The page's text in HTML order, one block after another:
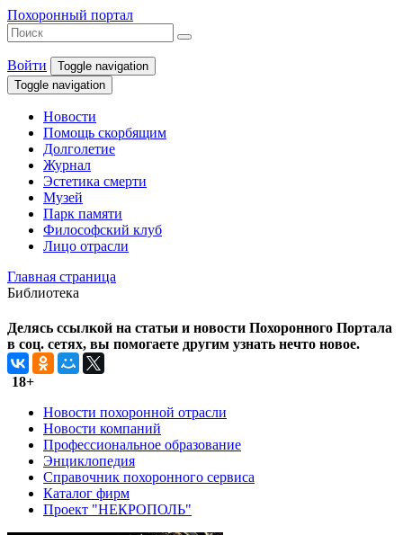
Похоронный портал
Войти
Toggle navigation
Toggle navigation
Новости
Помощь скорбящим
Долголетие
Журнал
Эстетика смерти
Музей
Парк памяти
Философский клуб
Лицо отрасли
Главная страница
Библиотека
Делясь ссылкой на статьи и новости Похоронного Портала
в соц. сетях, вы помогаете другим узнать нечто новое.
18+
Новости похоронной отрасли
Новости компаний
Профессиональное образование
Энциклопедия
Справочник похоронного сервиса
Каталог фирм
Проект "НЕКРОПОЛЬ"